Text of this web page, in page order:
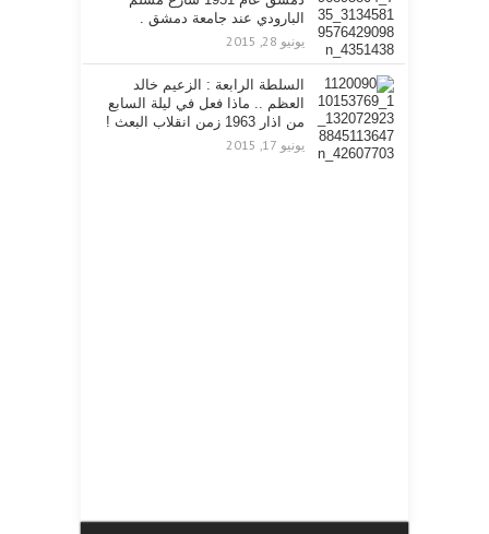
البارودي عند جامعة دمشق .
يونيو 28, 2015
السلطة الرابعة : الزعيم خالد
العظم .. ماذا فعل في ليلة السابع
من اذار 1963 زمن انقلاب البعث !
يونيو 17, 2015